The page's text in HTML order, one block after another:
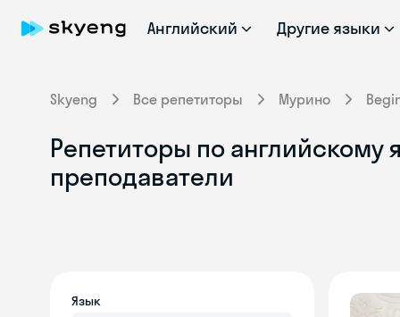
Английский Другие языки
Skyeng Все репетиторы Мурино
Репетиторы по
преподаватели
Язык